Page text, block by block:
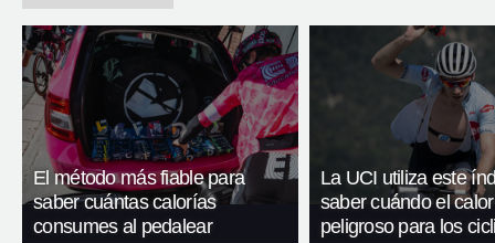
El método más fiable para
saber cuántas calorías
consumes al pedalear
La UCI utiliza este
saber cuándo el
peligroso para los